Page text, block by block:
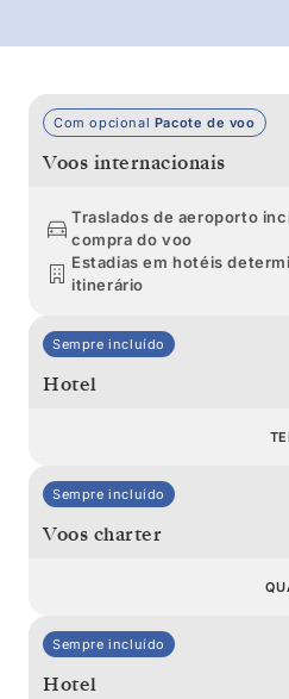
Com opcional Pacote de voo
Voos internacionais
Traslados de aeroporto
compra do voo
Estadias em hotéis
itinerário
Sempre incluído
Hotel
Sempre incluído
Voos charter
Sempre incluído
Hotel